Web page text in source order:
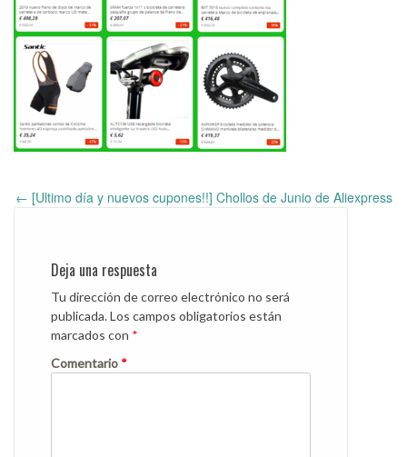
Post
← [Ultimo día y nuevos cupones!!] Chollos de Junio de Aliexpress
Deja una respuesta
Tu dirección de correo electrónico no será
publicada.Los campos obligatorios están
marcados con *
Comentario *